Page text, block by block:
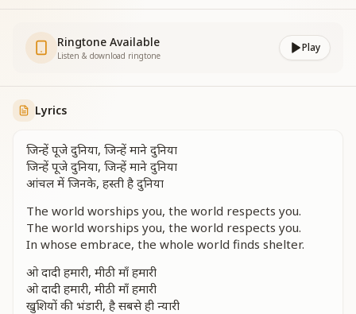
Ringtone Available
Listen & download ringtone
Play
Lyrics
जिन्हें पूजे दुनिया, जिन्हें माने दुनिया
जिन्हें पूजे दुनिया, जिन्हें माने दुनिया
आंचल में जिनके, हस्ती है दुनिया
The world worships you, the world respects you.
The world worships you, the world respects you.
In whose embrace, the whole world finds shelter.
ओ दादी हमारी, मीठी माँ हमारी
ओ दादी हमारी, मीठी माँ हमारी
खुशियों की भंडारी, है सबसे ही न्यारी